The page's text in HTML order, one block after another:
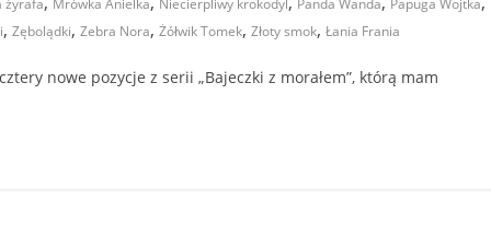
, Zębolądki, Zebra Nora, Żółwik Tomek, Złoty smok, Łania Frania
nowe pozycje z serii „Bajeczki z morałem”, którą mam